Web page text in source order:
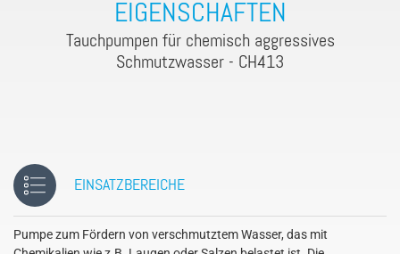
EIGENSCHAFTEN
Tauchpumpen für chemisch aggressives
Schmutzwasser - CH413
EINSATZBEREICHE
Pumpe zum Fördern von verschmutztem Wasser, das mit